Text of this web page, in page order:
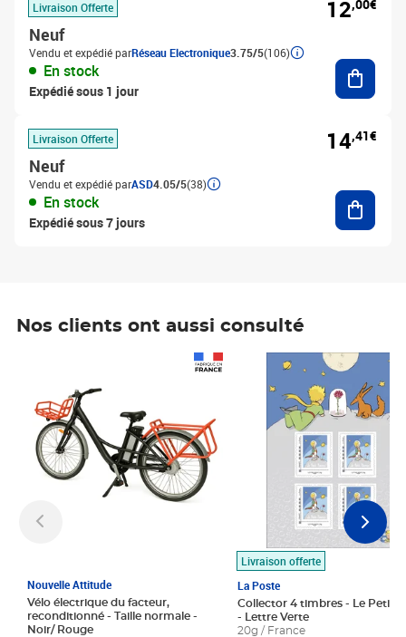
Livraison Offerte
Neuf
Vendu et expédié parRéseau Electronique3.75/5(106)
En stock
Expédié sous 1 jour
12,00€
Livraison Offerte
Neuf
Vendu et expédié parASD4.05/5(38)
En stock
Expédié sous 7 jours
14,41€
Nos clients ont aussi consulté
Nouvelle Attitude
Vélo électrique du facteur,
reconditionné - Taille normale -
Noir/ Rouge
Livraison offerte
La Poste
Collector 4 timbres - Le Petit
- Lettre Verte
20g / France
Prix 7,50€